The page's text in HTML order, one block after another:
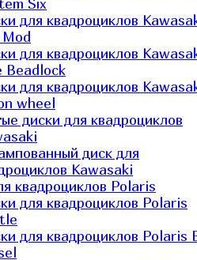
Six
для квадроциклов
для квадроциклов
Beadlock
для квадроциклов
wheel
диски для квадроциклов
диск для
Kawasaki​
квадроциклов Polaris
для квадроциклов Polaris
для квадроциклов Polaris